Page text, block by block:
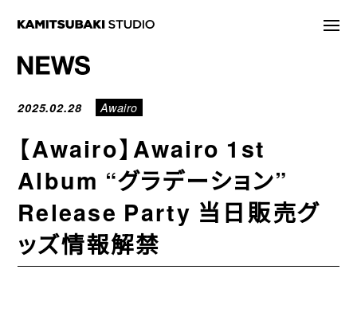
NEWS
STATEMENT
LIVE/EVENT
MEDIA
ARTIST
DISCOGRAPHY
2025.02.28 Awairo
【Awairo】Awairo 1st
Album “グラデーション”
Release Party 当日販売グ
ッズ情報解禁